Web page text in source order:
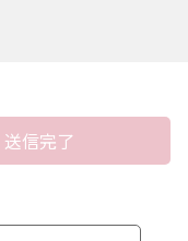
、かつ使用範囲もそ
送信完了